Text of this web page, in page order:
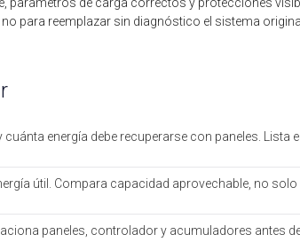
para reemplazar sin diagnóstico el sistema
energía debe recuperarse con paneles. Lista
útil. Compara capacidad aprovechable, no
paneles, controlador y acumuladores antes